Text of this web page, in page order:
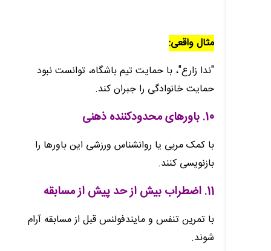
مثال واقعی:
"ندا زارع"، با حمایت تیم باشگاه، توانست نبود
حمایت خانوادگی را جبران کند.
10. باورهای محدودکننده ذهنی
با کمک مربی یا روانشناس ورزشی این باورها را
بازنویسی کنند.
11. اضطراب بیش از حد پیش از مسابقه
با تمرین تنفس و مایندفولنس قبل از مسابقه آرام
شوند.